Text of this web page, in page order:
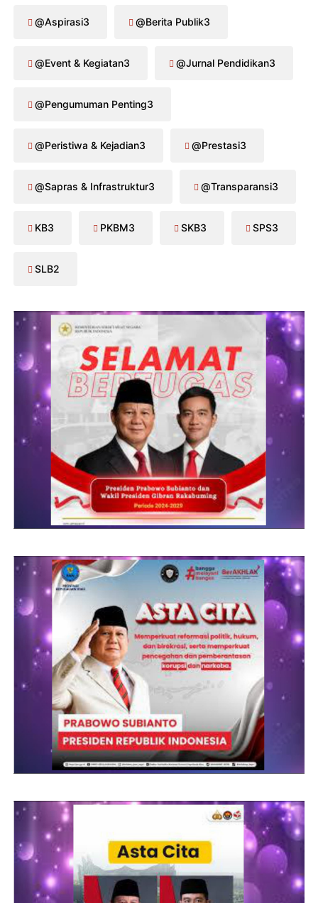
@Aspirasi3 @Berita Publik3
@Event & Kegiatan3 @Jurnal Pendidikan3
@Pengumuman Penting3
@Peristiwa & Kejadian3 @Prestasi3
@Sapras & Infrastruktur3 @Transparansi3
KB3 PKBM3 SKB3 SPS3
SLB2